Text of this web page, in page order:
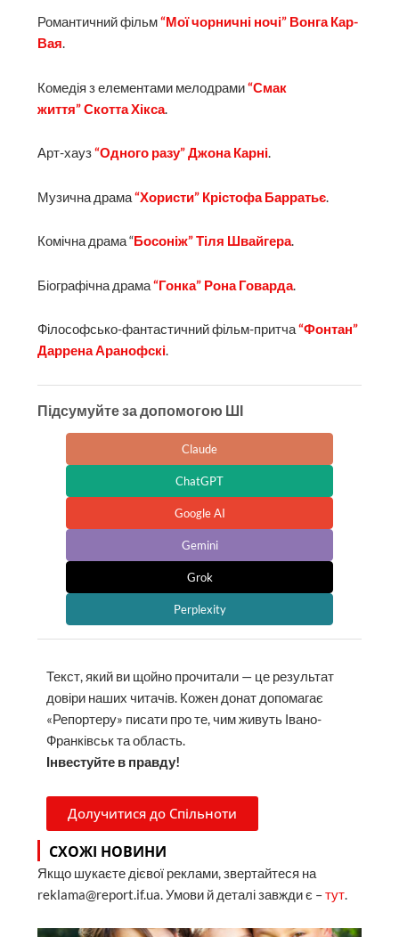
Романтичний фільм“Мої чорничні ночі” Вонга Кар-
Вая.
Комедія з елементами мелодрами“Смак
життя” Скотта Хікса.
Арт-хауз“Одного разу” Джона Карні.
Музична драма“Хористи” Крістофа Барратьє.
Комічна драма “Босоніж” Тіля Швайгера.
Біографічна драма“Гонка” Рона Говарда.
Філософсько-фантастичний фільм-притча“Фонтан”
Даррена Аранофскі.
Підсумуйте за допомогою ШІ
Claude
ChatGPT
Google AI
Gemini
Grok
Perplexity
Текст, який ви щойно прочитали — це результат
довіри наших читачів. Кожен донат допомагає
«Репортеру» писати про те, чим живуть Івано-
Франківськ та область.
Інвестуйте в правду!
Долучитися до Спільноти
СХОЖІ НОВИНИ
Якщо шукаєте дієвої реклами, звертайтеся на
reklama@report.if.ua. Умови й деталі завжди є –тут.